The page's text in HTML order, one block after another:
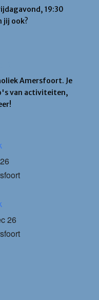
19:30
jij ook?
Amersfoort. Je
van activiteiten,
26